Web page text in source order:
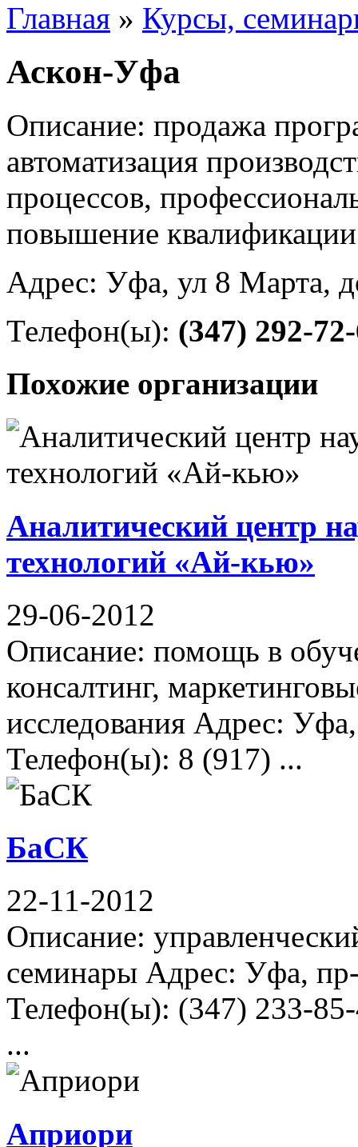
Главная » Курсы,
Аскон-Уфа
Описание: продажа
автоматизация
процессов,
повышение квалификации
Адрес: Уфа, ул 8 Марта,
Телефон(ы): (347) 292-
Похожие организации
Аналитический центр
технологий «Ай-кью»
29-06-2012
Описание: помощь в
консалтинг,
исследования Адрес:
Телефон(ы): 8 (917) ...
БаСК
22-11-2012
Описание:
семинары Адрес: Уфа,
Телефон(ы): (347) 233-
...
Априори